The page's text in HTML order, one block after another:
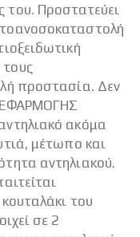
του. Προστατεύει
προστασία. Δεν
ΕΦΑΡΜΟΓΗΣ
ακόμα
μέτωπο και
αντηλιακού.
του
σε 2